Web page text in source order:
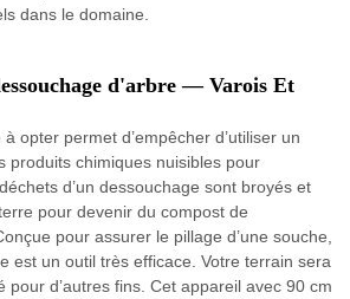
dans le domaine.
d'arbre — Varois Et
opter permet d’empêcher d’utiliser un
produits chimiques nuisibles pour
d’un dessouchage sont broyés et
pour devenir du compost de
pour assurer le pillage d’une souche,
est un outil très efficace. Votre terrain sera
pour d’autres fins. Cet appareil avec 90 cm